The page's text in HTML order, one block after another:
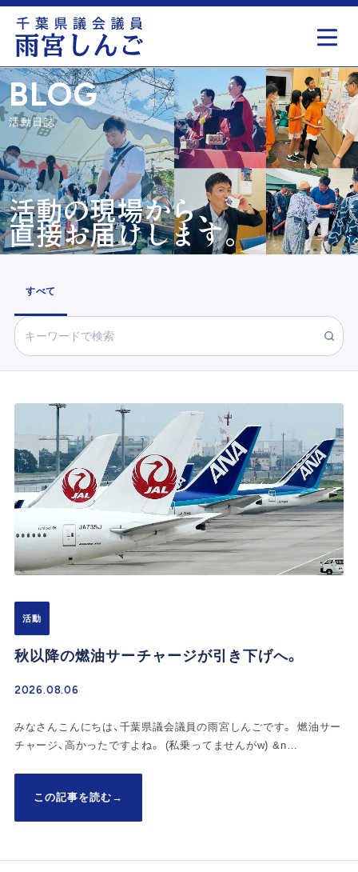
BLOG
活動日誌
活動の現場から、
直接お届けします。
すべて
活動
秋以降の燃油サーチャージが引き下げへ。
2026.08.06
みなさんこんにちは、千葉県議会議員の雨宮しんごです。 燃油サー
チャージ、高かったですよね。 (私乗ってませんがw) &n…
この記事を読む →